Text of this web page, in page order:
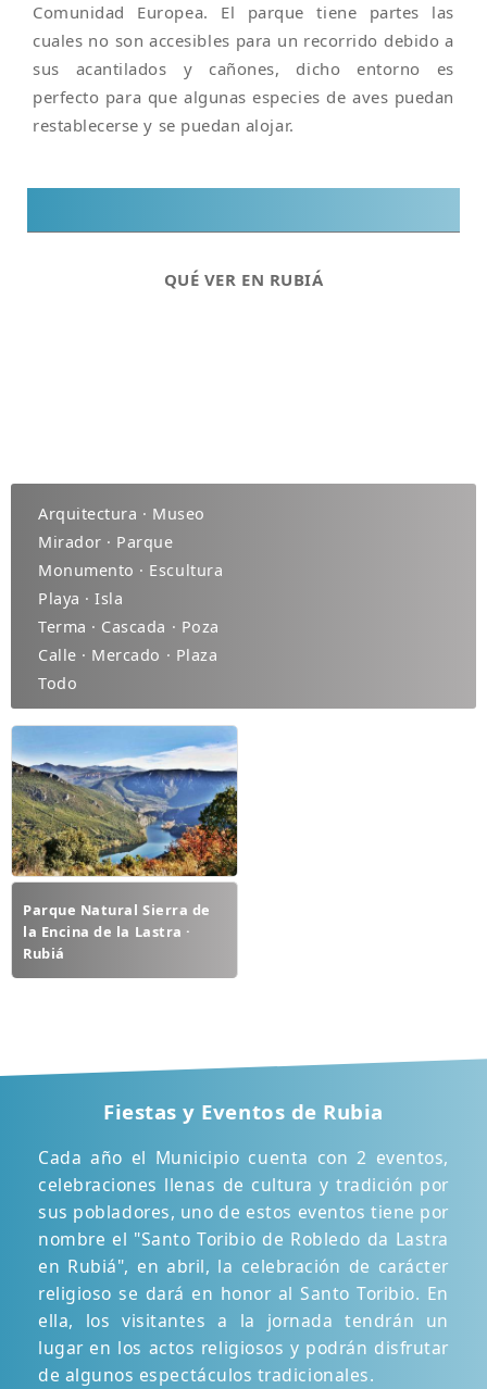
Comunidad Europea. El parque tiene partes las
cuales no son accesibles para un recorrido debido a
sus acantilados y cañones, dicho entorno es
perfecto para que algunas especies de aves puedan
restablecerse y se puedan alojar.
QUÉ VER EN RUBIÁ
Arquitectura · Museo
Mirador · Parque
Monumento · Escultura
Playa · Isla
Terma · Cascada · Poza
Calle · Mercado · Plaza
Todo
Parque Natural Sierra de
la Encina de la Lastra ·
Rubiá
Fiestas y Eventos de Rubia
Cada año el Municipio cuenta con 2 eventos,
celebraciones llenas de cultura y tradición por
sus pobladores, uno de estos eventos tiene por
nombre el "Santo Toribio de Robledo da Lastra
en Rubiá", en abril, la celebración de carácter
religioso se dará en honor al Santo Toribio. En
ella, los visitantes a la jornada tendrán un
lugar en los actos religiosos y podrán disfrutar
de algunos espectáculos tradicionales.